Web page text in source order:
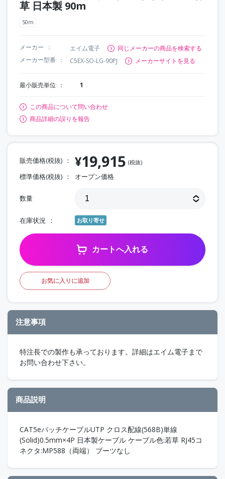
草 日本製 90m
50m
メーカー エイム電子
同じメーカーの商品を検索する
メーカー型番
C5EX-SO-LG-90PJ メーカーサイトを見る
最小販売単位 1
この商品について問い合わせ
商品詳細の誤りを報告
販売価格(税抜) ¥19,915 (税抜)
標準価格(税抜) オープン価格
数量
在庫状況 お取り寄せ
カートへ入れる
お気に入りに追加
注意事項
特注長での製作も承っております。詳細はエイム電子まで
お問い合わせ下さい。
商品説明
CAT5eパッチケーブルUTP クロス配線(568B)単線
(Solid)0.5mm×4P 日本製ケーブル ケーブル色:若草 RJ45コ
ネクタ:MP588（両端） ブーツなし